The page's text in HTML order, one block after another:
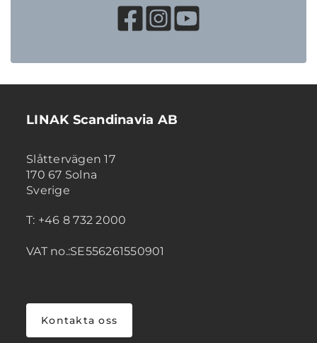
LINAK Scandinavia AB
Slåttervägen 17
170 67 Solna
Sverige
T: +46 8 732 2000
VAT no.:SE556261550901
Kontakta oss